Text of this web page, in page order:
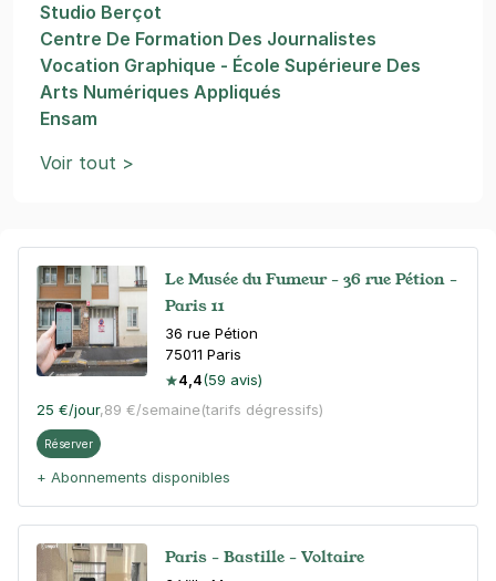
Le Musée du Fumeur - 36 rue Pétion -
Paris 11
36 rue Pétion
75011 Paris
4,4(59 avis)
25 €/jour,89 €/semaine(tarifs dégressifs)
Réserver
+ Abonnements disponibles
Paris - Bastille - Voltaire
Studio Berçot
Centre De Formation Des Journalistes
Vocation Graphique - École Supérieure Des
Arts Numériques Appliqués
Ensam
Voir tout >